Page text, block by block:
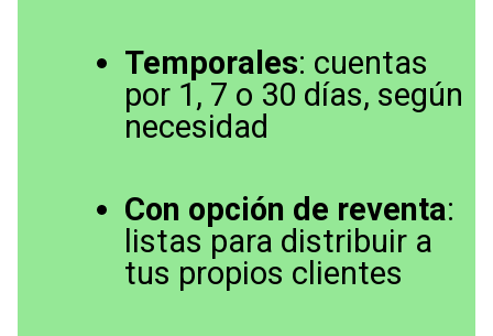
Temporales: cuentas
por 1, 7 o 30 días, según
necesidad
Con opción de reventa:
listas para distribuir a
tus propios clientes